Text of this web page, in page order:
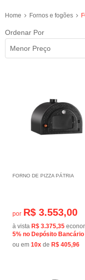
Home Fornos e fogões
Ordenar Por
Menor Preço
FORNO DE PIZZA PÁTRIA
por R$ 3.553,00
à vista R$ 3.375,35
5% no Depósito Bancário
ou em 10x de R$ 405,96